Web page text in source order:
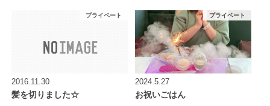
プライベート
2016.11.30
髪を切りました☆
プライベート
2024.5.27
お祝いごはん